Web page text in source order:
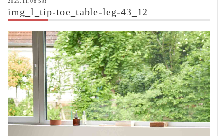
2025.11.08 Sat
img_l_tip-toe_table-leg-43_12